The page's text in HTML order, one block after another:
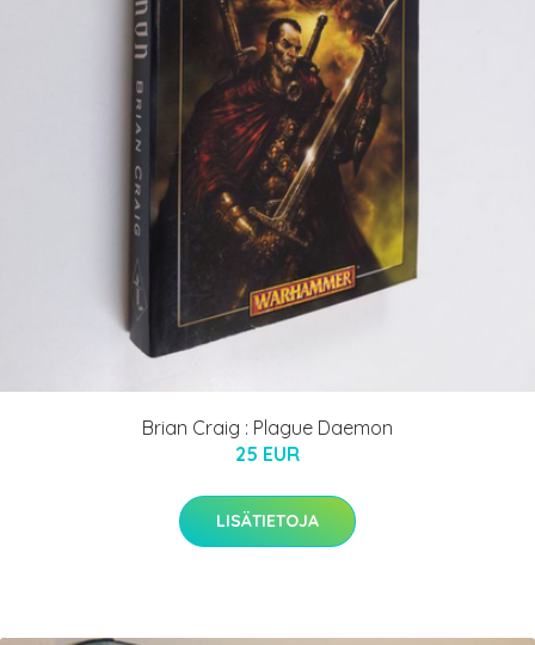
Brian Craig : Plague Daemon
25 EUR
LISÄTIETOJA